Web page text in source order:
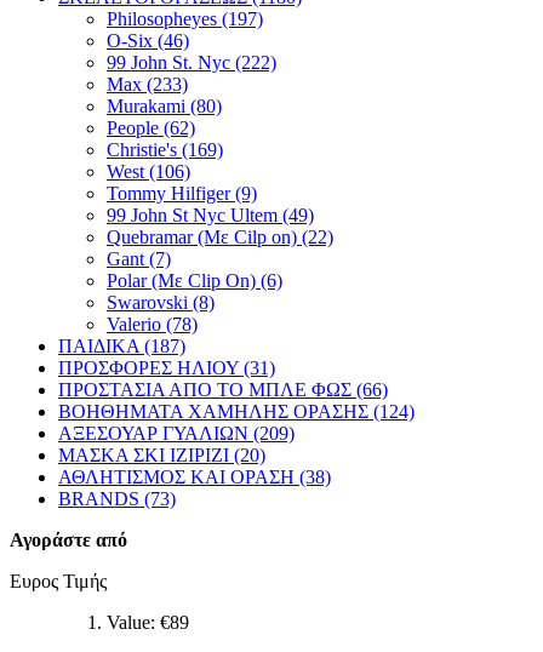
Philosopheyes (197)
O-Six (46)
99 John St. Nyc (222)
Max (233)
Murakami (80)
People (62)
Christie's (169)
West (106)
Tommy Hilfiger (9)
99 John St Nyc Ultem (49)
Quebramar (Με Cilp on) (22)
Gant (7)
Polar (Με Clip On) (6)
Swarovski (8)
Valerio (78)
ΠΑΙΔΙΚΑ (187)
ΠΡΟΣΦΟΡΕΣ ΗΛΙΟΥ (31)
ΠΡΟΣΤΑΣΙΑ ΑΠΟ ΤΟ ΜΠΛΕ ΦΩΣ (66)
ΒΟΗΘΗΜΑΤΑ ΧΑΜΗΛΗΣ ΟΡΑΣΗΣ (124)
ΑΞΕΣΟΥΑΡ ΓΥΑΛΙΩΝ (209)
ΜΑΣΚΑ ΣΚΙ IZIPIZI (20)
ΑΘΛΗΤΙΣΜΟΣ ΚΑΙ ΟΡΑΣΗ (38)
BRANDS (73)
Αγοράστε από
Ευρος Τιμής
Value: €89